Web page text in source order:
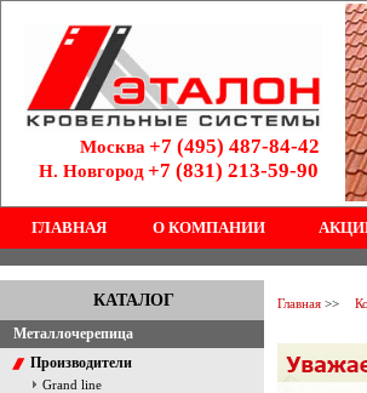
Москва +7 (495) 487-84-42
Н. Новгород+7 (831) 213-59-90
ГЛАВНАЯ О КОМПАНИИ
КАТАЛОГ
Металлочерепица
Производители
Grand line
Главная >>